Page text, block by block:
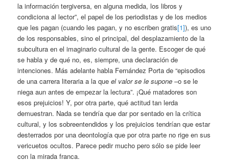
la información tergiversa, en alguna medida, los libros y
condiciona al lector”, el papel de los periodistas y de los medios
que les pagan (cuando les pagan, y no escriben gratis[1]), es uno
de los responsables, sino el principal, del desplazamiento de la
subcultura en el imaginario cultural de la gente. Escoger de qué
se habla y de qué no, es, siempre, una declaración de
intenciones. Más adelante habla Fernández Porta de “episodios
de una carrera literaria a la queel valor se le supone –o se le
niega aun antes de empezar la lectura”. ¡Qué matadores son
esos prejuicios! Y, por otra parte, qué actitud tan lerda
demuestran. Nada se tendría que dar por sentado en la crítica
cultural, y los sobreentendidos y los prejuicios tendrían que estar
desterrados por una deontología que por otra parte no rige en sus
vericuetos ocultos. Parece pedir mucho pero sólo se pide leer
con la mirada franca.